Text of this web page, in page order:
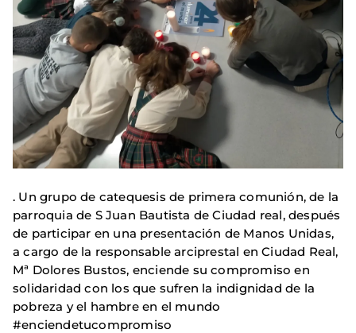
. Un grupo de catequesis de primera comunión, de la
parroquia de S Juan Bautista de Ciudad real, después
de participar en una presentación de Manos Unidas,
a cargo de la responsable arciprestal en Ciudad Real,
Mª Dolores Bustos, enciende su compromiso en
solidaridad con los que sufren la indignidad de la
pobreza y el hambre en el mundo
#enciendetucompromiso